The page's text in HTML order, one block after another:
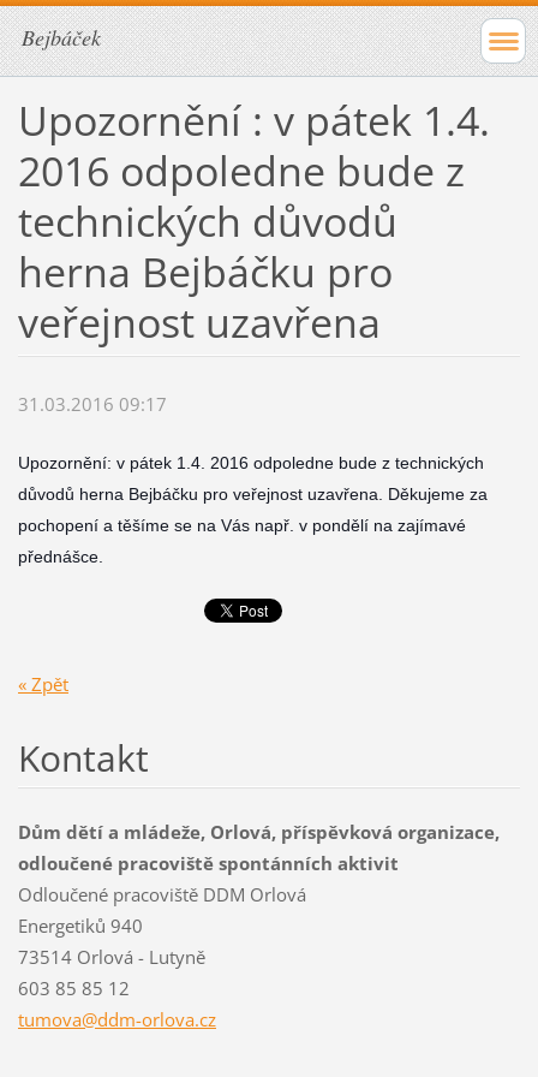
Bejbáček
Upozornění : v pátek 1.4.
2016 odpoledne bude z
technických důvodů
herna Bejbáčku pro
veřejnost uzavřena
31.03.2016 09:17
Upozornění: v pátek 1.4. 2016 odpoledne bude z technických
důvodů herna Bejbáčku pro veřejnost uzavřena. Děkujeme za
pochopení a těšíme se na Vás např. v pondělí na zajímavé
přednášce.
« Zpět
Kontakt
Dům dětí a mládeže, Orlová, příspěvková organizace,
odloučené pracoviště spontánních aktivit
Odloučené pracoviště DDM Orlová
Energetiků 940
73514 Orlová - Lutyně
603 85 85 12
tumova@ddm-orlova.cz